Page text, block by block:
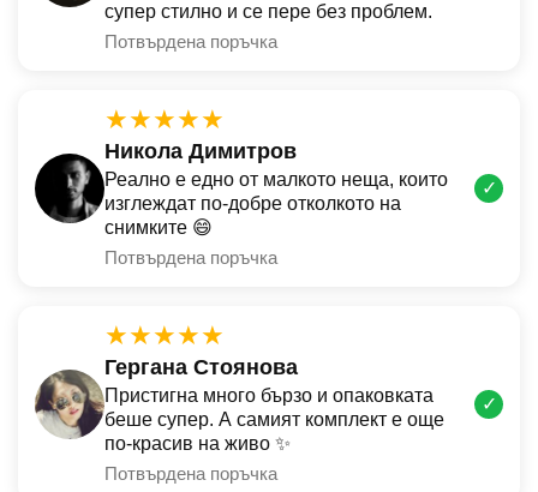
супер стилно и се пере без проблем.
Потвърдена поръчка
★★★★★
Никола Димитров
Реално е едно от малкото неща, които
изглеждат по-добре отколкото на
снимките 😄
Потвърдена поръчка
✓
★★★★★
Гергана Стоянова
Пристигна много бързо и опаковката
беше супер. А самият комплект е още
по-красив на живо ✨
Потвърдена поръчка
✓